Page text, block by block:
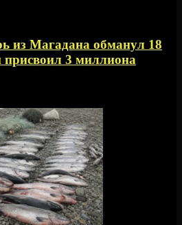
из Магадана обманул 18
присвоил 3 миллиона